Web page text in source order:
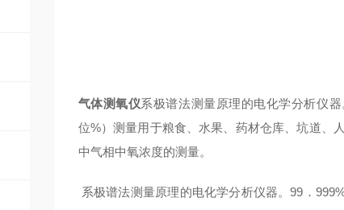
气体测氧仪系极谱法测量原理的电化学分析仪
位%）测量用于粮食、水果、药材仓库、坑道、
中气相中氧浓度的测量。
系极谱法测量原理的电化学分析仪器。99．